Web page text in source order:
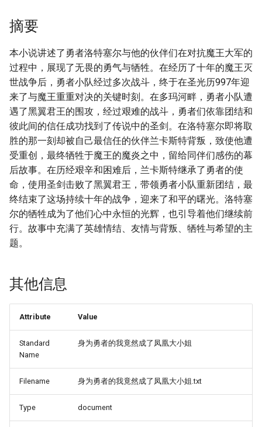
摘要
本小说讲述了勇者洛特塞尔与他的伙伴们在对抗魔王大军的
过程中，展现了无畏的勇气与牺牲。在经历了十年的魔王灭
世战争后，勇者小队经过多次战斗，终于在圣光历997年迎
来了与魔王重重对决的关键时刻。在多玛河畔，勇者小队遭
遇了黑翼君王的围攻，经过艰难的战斗，勇者们依靠团结和
彼此间的信任成功找到了传说中的圣剑。在洛特塞尔即将取
胜的那一刻却被自己最信任的伙伴兰卡斯特背叛，致使他遭
受重创，最终牺牲于魔王的魔炎之中，留给同伴们感伤的幕
后故事。在历经艰辛和困难后，兰卡斯特继承了勇者的使
命，使用圣剑击败了黑翼君王，带领勇者小队重新团结，最
终结束了这场持续十年的战争，迎来了和平的曙光。洛特塞
尔的牺牲成为了他们心中永恒的光辉，也引导着他们继续前
行。故事中充满了英雄情结、友情与背叛、牺牲与希望的主
题。
其他信息
Attribute Value
Standard
Name
身为勇者的我竟然成了凤凰大小姐
Filename 身为勇者的我竟然成了凤凰大小姐.txt
Type document